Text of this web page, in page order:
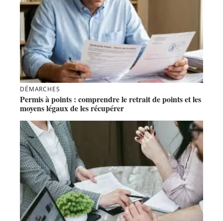
DÉMARCHES
Permis à points : comprendre le retrait de points et les
moyens légaux de les récupérer